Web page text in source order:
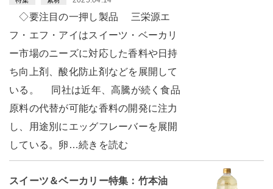
◇要注目の一押し製品 三栄源エ
フ・エフ・アイはスイーツ・ベーカリ
ー市場のニーズに対応した香料や日持
ち向上剤、酸化防止剤などを展開して
いる。 同社は近年、高騰が続く食品
原料の代替が可能な香料の開発に注力
し、用途別にエッグフレーバーを展開
している。卵…続きを読む
スイーツ＆ベーカリー特集：竹本油